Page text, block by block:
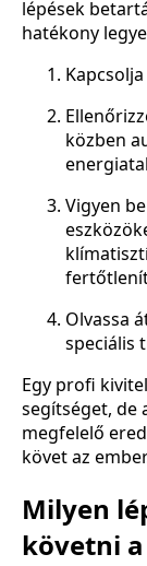
lépések
hatékony
közben
Vigyen
Olvassa
speciális
Egy profi
segítséget, de
megfelelő
követ az
Milyen
követni